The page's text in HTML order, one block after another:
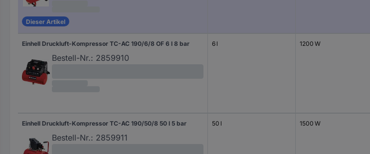
Dieser Artikel
Einhell Druckluft-Kompressor TC-AC 190/6/8 OF 6 l 8 bar
Bestell-Nr.: 2859910
6 l 1200 W
Einhell Druckluft-Kompressor TC-AC 190/50/8 50 l 5 bar
Bestell-Nr.: 2859911
50 l 1500 W